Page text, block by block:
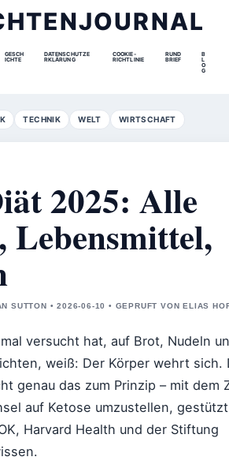
GESCH
ICHTE
DATENSCHUTZE
RKLÄRUNG
COOKIE-
RICHTLINIE
RUND
BRIEF
B
L
O
G
TECHNIK WELT WIRTSCHAFT
2025: Alle
Lebensmittel,
SUTTON • 2026-06-10 • GEPRUFT VON ELIAS
versucht hat, auf Brot, Nudeln
weiß: Der Körper wehrt sich.
genau das zum Prinzip – mit dem
auf Ketose umzustellen,
Harvard Health und der Stiftung